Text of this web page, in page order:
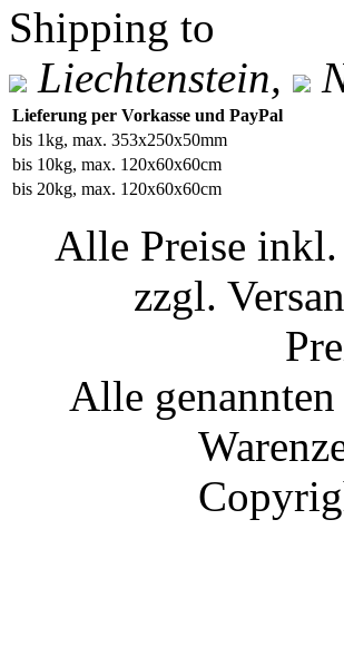
Shipping to
Liechtenstein,
Lieferung per Vorkasse und PayPal
bis 1kg, max. 353x250x50mm
bis 10kg, max. 120x60x60cm
bis 20kg, max. 120x60x60cm
Alle Preise
zzgl.
Alle